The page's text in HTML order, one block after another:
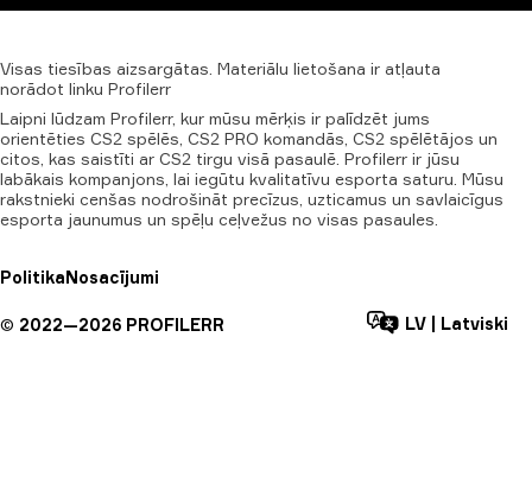
Visas tiesības aizsargātas. Materiālu lietošana ir atļauta
norādot linku Profilerr
Laipni lūdzam Profilerr, kur mūsu mērķis ir palīdzēt jums
orientēties CS2 spēlēs, CS2 PRO komandās, CS2 spēlētājos un
citos, kas saistīti ar CS2 tirgu visā pasaulē. Profilerr ir jūsu
labākais kompanjons, lai iegūtu kvalitatīvu esporta saturu. Mūsu
rakstnieki cenšas nodrošināt precīzus, uzticamus un savlaicīgus
esporta jaunumus un spēļu ceļvežus no visas pasaules.
PolitikaNosacījumi
© 2022—2026 PROFILERR LV Latviski